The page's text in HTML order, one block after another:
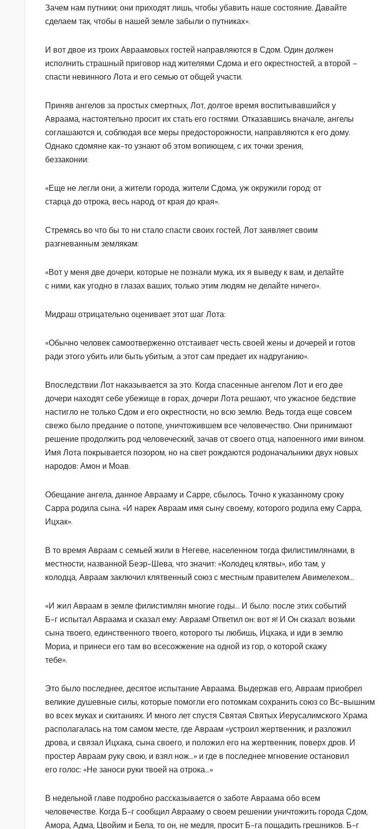
Зачем нам путники; они приходят лишь, чтобы убавить наше состояние. Давайте
сделаем так, чтобы в нашей земле забыли о путниках».
И вот двое из троих Авраамовых гостей направляются в Сдом. Один должен
исполнить страшный приговор над жителями Сдома и его окрестностей, а второй –
спасти невинного Лота и его семью от общей участи.
Приняв ангелов за простых смертных, Лот, долгое время воспитывавшийся у
Авраама, настоятельно просит их стать его гостями. Отказавшись вначале, ангелы
соглашаются и, соблюдая все меры предосторожности, направляются к его дому.
Однако сдомяне как-то узнают об этом вопиющем, с их точки зрения,
беззаконии:
«Еще не легли они, а жители города, жители Сдома, уж окружили город: от
старца до отрока, весь народ, от края до края».
Стремясь во что бы то ни стало спасти своих гостей, Лот заявляет своим
разгневанным землякам:
«Вот у меня две дочери, которые не познали мужа, их я выведу к вам, и делайте
с ними, как угодно в глазах ваших, только этим людям не делайте ничего».
Мидраш отрицательно оценивает этот шаг Лота:
«Обычно человек самоотверженно отстаивает честь своей жены и дочерей и готов
ради этого убить или быть убитым, а этот сам предает их надруганию».
Впоследствии Лот наказывается за это. Когда спасенные ангелом Лот и его две
дочери находят себе убежище в горах, дочери Лота решают, что ужасное бедствие
настигло не только Сдом и его окрестности, но всю землю. Ведь тогда еще совсем
свежо было предание о потопе, уничтожившем все человечество. Они принимают
решение продолжить род человеческий, зачав от своего отца, напоенного ими вином.
Имя Лота покрывается позором, но на свет рождаются родоначальники двух новых
народов: Амон и Моав.
Обещание ангела, данное Аврааму и Сарре, сбылось. Точно к указанному сроку
Сарра родила сына. «И нарек Авраам имя сыну своему, которого родила ему Сарра,
Ицхак».
В то время Авраам с семьей жили в Негеве, населенном тогда филистимлянами, в
местности, названной Беэр-Шева, что значит: «Колодец клятвы», ибо там, у
колодца, Авраам заключил клятвенный союз с местным правителем Авимелехом…
«И жил Авраам в земле филистимлян многие годы… И было: после этих событий
Б-г испытал Авраама и сказал ему: Авраам! Ответил он: вот я! И Он сказал: возьми
сына твоего, единственного твоего, которого ты любишь, Ицхака, и иди в землю
Мориа, и принеси его там во всесожжение на одной из гор, о которой скажу
тебе».
Это было последнее, десятое испытание Авраама. Выдержав его, Авраам приобрел
великие душевные силы, которые помогли его потомкам сохранить союз со Вс-вышним
во всех муках и скитаниях. И много лет спустя Святая Святых Иерусалимского Храма
располагалась на том самом месте, где Авраам «устроил жертвенник, и разложил
дрова, и связал Ицхака, сына своего, и положил его на жертвенник, поверх дров. И
простер Авраам руку свою, и взял нож…» и где в последнее мгновение остановил
его голос: «Не заноси руки твоей на отрока…»
В недельной главе подробно рассказывается о заботе Авраама обо всем
человечестве. Когда Б-г сообщил Аврааму о своем решении уничтожить города Сдом,
Амора, Адма, Цвойим и Бела, то он, не медля, просит Б-га пощадить грешников. Б-г